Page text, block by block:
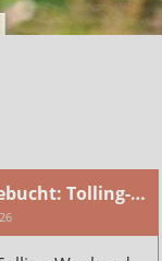
Ausgebucht: Tolling-Weekend am Canovasee